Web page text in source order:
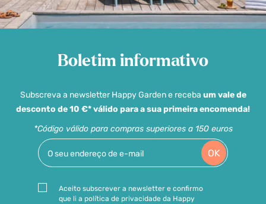
Boletim informativo
Subscreva a newsletter Happy Garden e receba um vale de
desconto de 10 €* válido para a sua primeira encomenda!
*Código válido para compras superiores a 150 euros
OK
Aceito subscrever a newsletter e confirmo
que li a política de privacidade da Happy